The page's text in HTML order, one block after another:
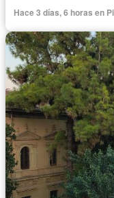
Hace 3 días, 6 horas en